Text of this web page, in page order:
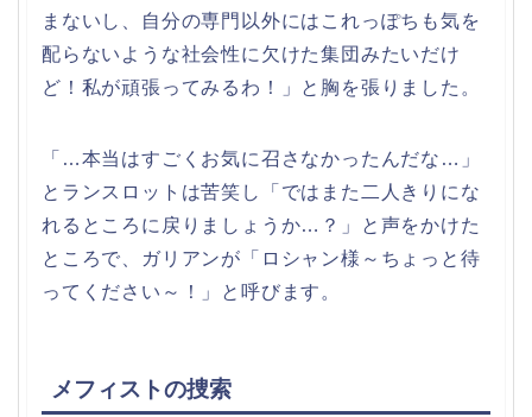
まないし、自分の専門以外にはこれっぽちも気を
配らないような社会性に欠けた集団みたいだけ
ど！私が頑張ってみるわ！」と胸を張りました。
「…本当はすごくお気に召さなかったんだな…」
とランスロットは苦笑し「ではまた二人きりにな
れるところに戻りましょうか…？」と声をかけた
ところで、ガリアンが「ロシャン様～ちょっと待
ってください～！」と呼びます。
メフィストの捜索